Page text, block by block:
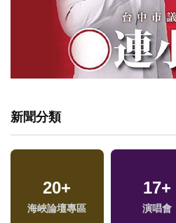
新聞分類
20+
海峽論壇專區
17+
演唱會